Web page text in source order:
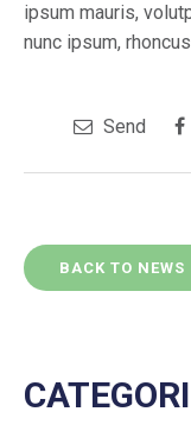
ipsum mauris,
nunc ipsum,
Send
BACK TO NEWS